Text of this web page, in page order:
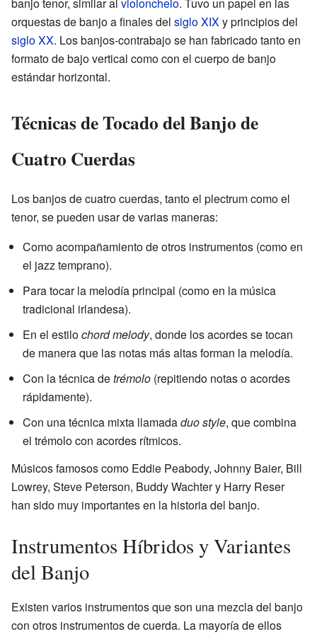
orquestas de banjo a finales del siglo XIXy principios del
siglo XX. Los banjos-contrabajo se han fabricado tanto en
formato de bajo vertical como con el cuerpo de banjo
estándar horizontal.
Técnicas de Tocado del Banjo de
Cuatro Cuerdas
Los banjos de cuatro cuerdas, tanto el plectrum como el
tenor, se pueden usar de varias maneras:
Como acompañamiento de otros instrumentos (como en
el jazz temprano).
Para tocar la melodía principal (como en la música
tradicional irlandesa).
En el estilochord melody, donde los acordes se tocan
de manera que las notas más altas forman la melodía.
Con la técnica detrémolo (repitiendo notas o acordes
rápidamente).
Con una técnica mixta llamadaduo style, que combina
el trémolo con acordes rítmicos.
Músicos famosos como Eddie Peabody, Johnny Baier, Bill
Lowrey, Steve Peterson, Buddy Wachter y Harry Reser
han sido muy importantes en la historia del banjo.
Instrumentos Híbridos y Variantes
del Banjo
Existen varios instrumentos que son una mezcla del banjo
con otros instrumentos de cuerda. La mayoría de ellos